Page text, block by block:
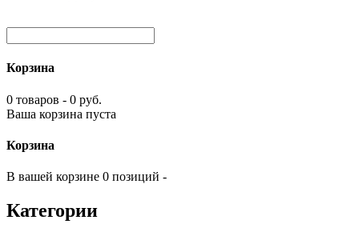
Корзина
0 товаров - 0 руб.
Ваша корзина пуста
Корзина
В вашей корзине 0 позиций -
Категории